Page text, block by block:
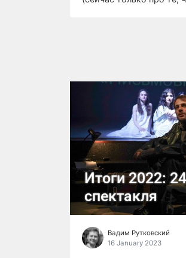
Итоги 2022:
спектакля
Вадим Рутковский
16 January 2023